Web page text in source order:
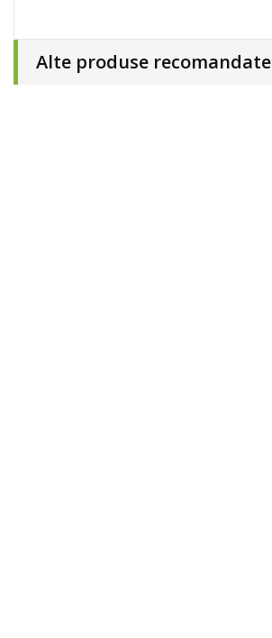
Alte produse recomandate